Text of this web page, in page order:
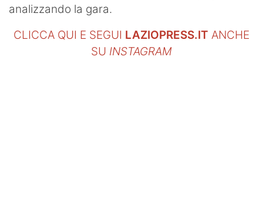
analizzando la gara.
CLICCA QUI E SEGUI LAZIOPRESS.IT ANCHE
SU INSTAGRAM